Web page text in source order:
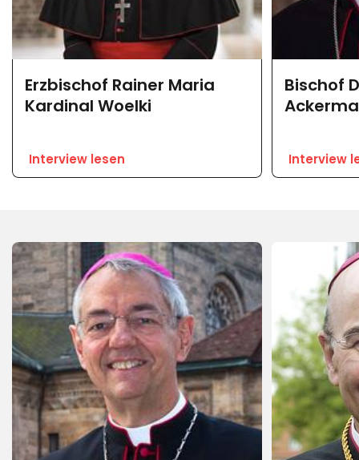
Erzbischof Rainer Maria
Kardinal Woelki
Interview lesen
Bischof
Interview